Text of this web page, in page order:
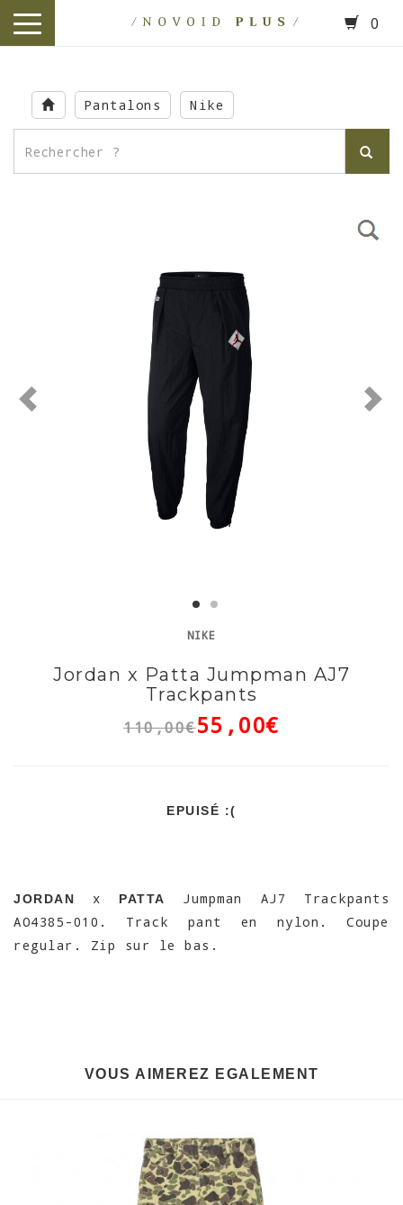
main
content
toggle
0
Pantalons Nike
NIKE
Jordan x Patta Jumpman AJ7
Trackpants
110,00€55,00€
EPUISÉ :(
JORDAN x PATTA
Jumpman AJ7 Trackpants
AO4385-010. Track pant en nylon. Coupe
regular. Zip sur le bas.
VOUS AIMEREZ EGALEMENT